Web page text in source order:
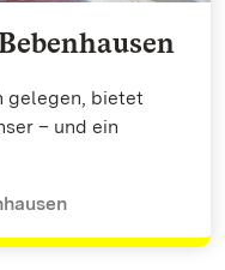
gelegen, bietet
– und ein